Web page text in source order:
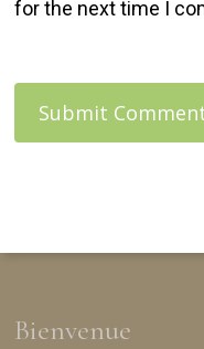
for the next time I
Bienvenue